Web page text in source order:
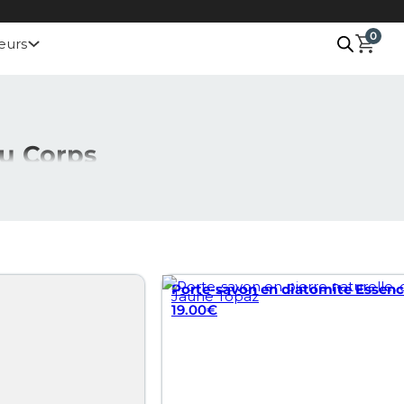
0
Corps
Ainsi, il préserve l’efficacité de vos soins tout en
Porte-savon en diatomite
Jaune Topaz
19.00€